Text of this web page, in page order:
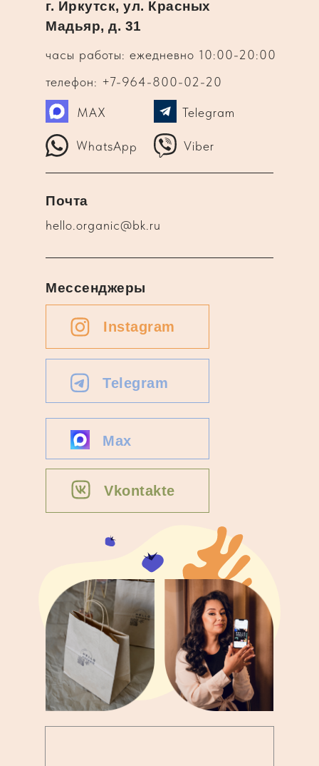
часы работы: ежедневно 10:00-20:00
г. Иркутск, ул. Красных
Мадьяр, д. 31
телефон: +7-964-800-02-20
WhatsApp Viber
Telegram
MAX
hello.organic@bk.ru
Почта
Instagram
Telegram
Max
Vkontakte
Мессенджеры